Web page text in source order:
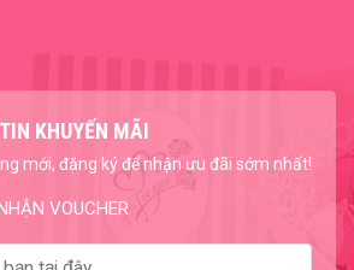
KHUYẾN MÃI
mới, đăng ký để nhận ưu đãi sớm nhất!
VOUCHER